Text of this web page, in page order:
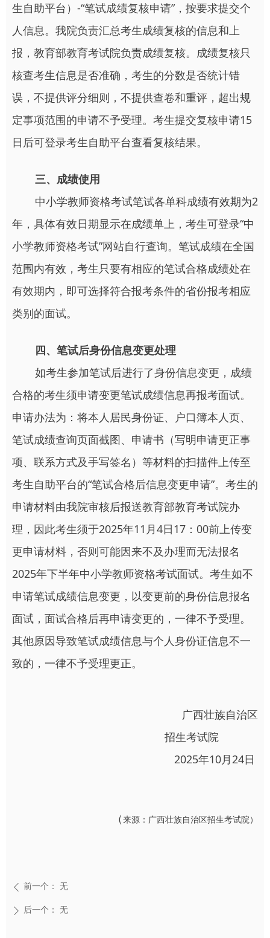
生自助平台）-“笔试成绩复核申请”，按要求提交个
人信息。我院负责汇总考生成绩复核的信息和上
报，教育部教育考试院负责成绩复核。成绩复核只
核查考生信息是否准确，考生的分数是否统计错
误，不提供评分细则，不提供查卷和重评，超出规
定事项范围的申请不予受理。考生提交复核申请15
日后可登录考生自助平台查看复核结果。
三、成绩使用
中小学教师资格考试笔试各单科成绩有效期为2
年，具体有效日期显示在成绩单上，考生可登录“中
小学教师资格考试”网站自行查询。笔试成绩在全国
范围内有效，考生只要有相应的笔试合格成绩处在
有效期内，即可选择符合报考条件的省份报考相应
类别的面试。
四、笔试后身份信息变更处理
如考生参加笔试后进行了身份信息变更，成绩
合格的考生须申请变更笔试成绩信息再报考面试。
申请办法为：将本人居民身份证、户口簿本人页、
笔试成绩查询页面截图、申请书（写明申请更正事
项、联系方式及手写签名）等材料的扫描件上传至
考生自助平台的“笔试合格后信息变更申请”。考生的
申请材料由我院审核后报送教育部教育考试院办
理，因此考生须于2025年11月4日17：00前上传变
更申请材料，否则可能因来不及办理而无法报名
2025年下半年中小学教师资格考试面试。考生如不
申请笔试成绩信息变更，以变更前的身份信息报名
面试，面试合格后再申请变更的，一律不予受理。
其他原因导致笔试成绩信息与个人身份证信息不一
致的，一律不予受理更正。
广西壮族自治区
招生考试院
2025年10月24日
（ 来源：广西壮族自治区招生考试院）
ꄴ 前一个： 无
ꄲ 后一个： 无